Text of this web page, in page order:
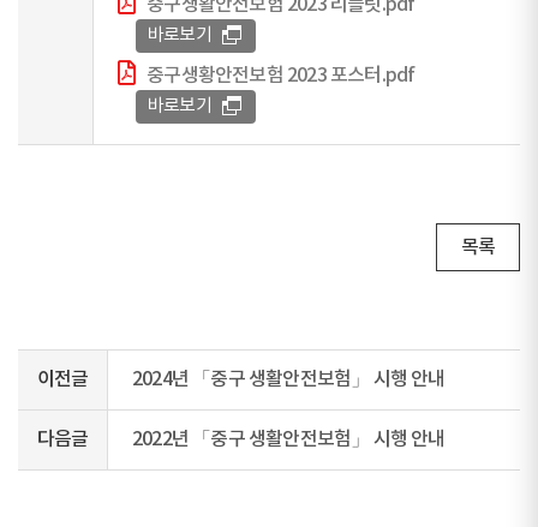
중구생활안전보험 2023 리플릿.pdf
바로보기
중구생황안전보험 2023 포스터.pdf
바로보기
목록
이전글 2024년 「중구 생활안전보험」 시행 안내
다음글 2022년 「중구 생활안전보험」 시행 안내